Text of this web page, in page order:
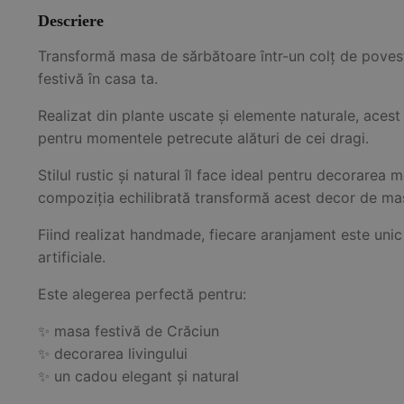
Descriere
Transformă masa de sărbătoare într-un colț de
festivă în casa ta.
Realizat din plante uscate și elemente naturale,
pentru momentele petrecute alături de cei dragi.
Stilul rustic și natural îl face ideal pentru decorarea
compoziția echilibrată transformă acest decor de
Fiind realizat handmade, fiecare aranjament este
artificiale.
Este alegerea perfectă pentru:
✨ masa festivă de Crăciun
✨ decorarea livingului
✨ un cadou elegant și natural